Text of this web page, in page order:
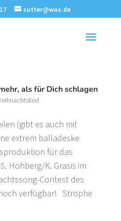
sutter@was.de
als für Dich schlagen
(gibt es auch mit
extrem balladeske
für das
Hohberg/K. Grasis im
Contest des
verfügbar! Strophe